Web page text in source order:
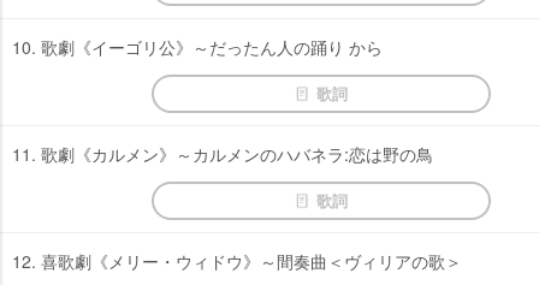
10. 歌劇《イーゴリ公》～だったん人の踊り から
歌詞
11. 歌劇《カルメン》～カルメンのハバネラ:恋は野の鳥
歌詞
12. 喜歌劇《メリー・ウィドウ》～間奏曲＜ヴィリアの歌＞